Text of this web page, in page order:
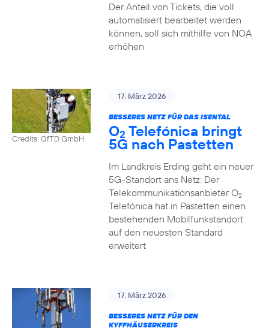
Der Anteil von Tickets, die voll
automatisiert bearbeitet werden
können, soll sich mithilfe von NOA
erhöhen
Credits: GfTD GmbH
17. März 2026
BESSERES NETZ FÜR DAS ISENTAL
O2 Telefónica bringt
5G nach Pastetten
Im Landkreis Erding geht ein neuer
5G-Standort ans Netz: Der
Telekommunikationsanbieter O2
Telefónica hat in Pastetten einen
bestehenden Mobilfunkstandort
auf den neuesten Standard
erweitert
17. März 2026
BESSERES NETZ FÜR DEN
KYFFHÄUSERKREIS